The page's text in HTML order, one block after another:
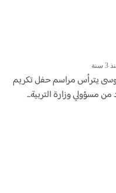
سنة
يترأس مراسم حفل تكريم
مسؤولي وزارة التربية...